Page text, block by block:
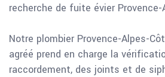
recherche de fuite évier
Notre plombier Provence-Alpes-
agréé prend en charge la
raccordement, des joints et de